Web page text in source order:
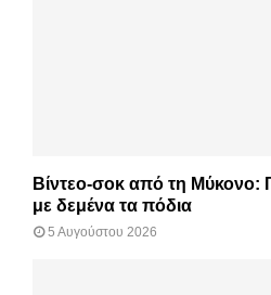
Βίντεο-σοκ από τη Μύκονο:
με δεμένα τα πόδια
5 Αυγούστου 2026